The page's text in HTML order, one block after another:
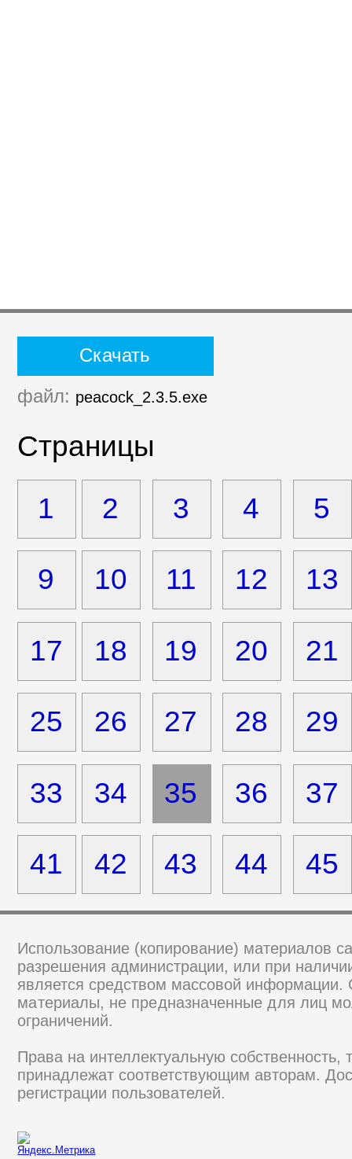
Скачать
Страницы
файл: peacock_2.3.5.exe
Использование (копирование) материалов
разрешения администрации, или при
является средством массовой информации.
материалы, не предназначенные для лиц
ограничений.
Права на интеллектуальную собственность,
принадлежат соответствующим авторам.
регистрации пользователей.
1 2 3 4 5
9 10 11 12 13
17 18 19 20 21
25 26 27 29
28
33 34 37
36
41 42 43 44 45
35